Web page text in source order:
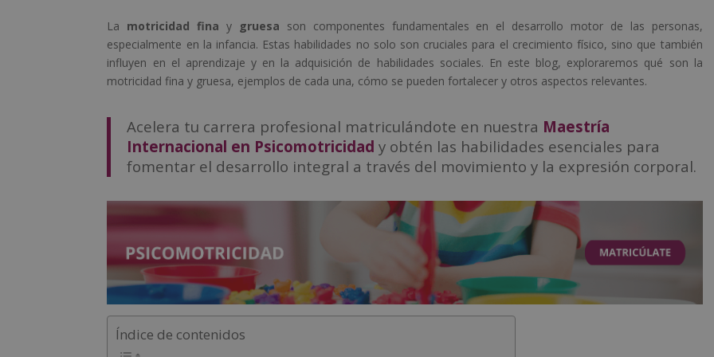
La motricidad fina y gruesa son componentes fundamentales en el desarrollo motor de las personas,
especialmente en la infancia. Estas habilidades no solo son cruciales para el crecimiento físico, sino que también
influyen en el aprendizaje y en la adquisición de habilidades sociales. En este blog, exploraremos qué son la
motricidad fina y gruesa, ejemplos de cada una, cómo se pueden fortalecer y otros aspectos relevantes.
Acelera tu carrera profesional matriculándote en nuestra Maestría
Internacional en Psicomotricidad y obtén las habilidades esenciales para
fomentar el desarrollo integral a través del movimiento y la expresión corporal.
Índice de contenidos